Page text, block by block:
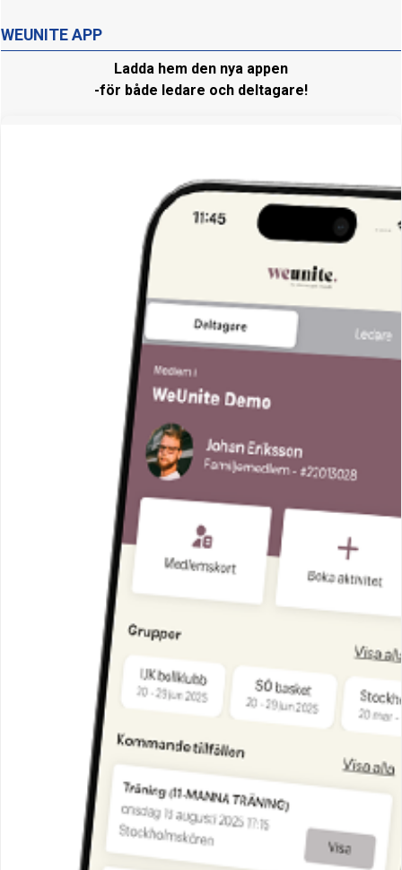
WEUNITE APP
Ladda hem den nya appen
-för både ledare och deltagare!